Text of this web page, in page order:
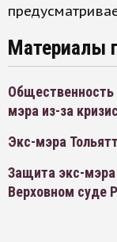
Материалы
Общественность
мэра из-за
Экс-мэра
Защита экс-мэра
Верховном суде